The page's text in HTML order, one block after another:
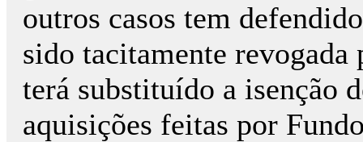
outros casos tem
sido tacitamente
terá substituído a isenção
aquisições feitas por